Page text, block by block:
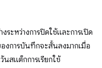
ะหว่างการปิดใช้และการเปิด
งการบันทึกจะสั้นลงมากเมื่อ
นสแต็กการเรียกใช้